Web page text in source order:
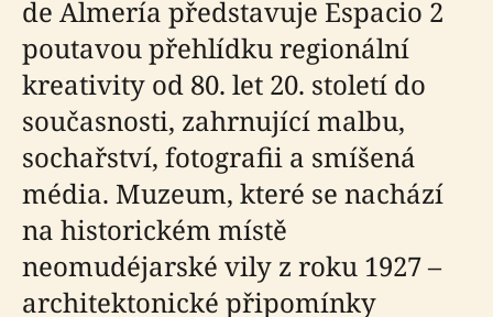
de Almería představuje Espacio 2
poutavou přehlídku regionální
kreativity od 80. let 20. století do
současnosti, zahrnující malbu,
sochařství, fotografii a smíšená
média. Muzeum, které se nachází
na historickém místě
neomudéjarské vily z roku 1927 –
architektonické připomínky